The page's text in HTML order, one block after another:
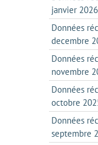
janvier 2026
Données
decembre
Données
novembre
Données
octobre
Données
septembre